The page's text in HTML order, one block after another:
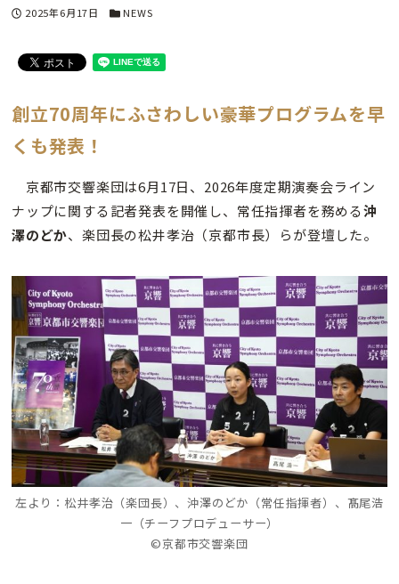
投稿日
2025年6月17日 カテゴリー
NEWS
創立70周年にふさわしい豪華プログラムを早
くも発表！
京都市交響楽団は6月17日、2026年度定期演奏会ライン
ナップに関する記者発表を開催し、常任指揮者を務める沖
澤のどか、楽団長の松井孝治（京都市長）らが登壇した。
左より：松井孝治（楽団長）、沖澤のどか（常任指揮者）、髙尾浩
一（チーフプロデューサー）
©京都市交響楽団